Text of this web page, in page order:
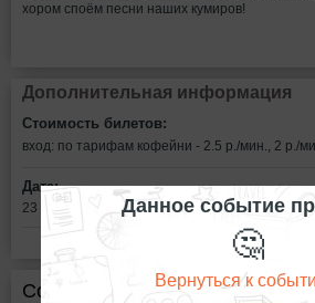
хором споём песни наших кумиров!
Дополнительная информация
Стоимость билетов:
вход: по тарифам кофейни - 2.5 р./мин., 2 р./
Дата:
23 сентября в 20:00
Сообщить об ошибке
Данное событие
🤔
Вернуться к